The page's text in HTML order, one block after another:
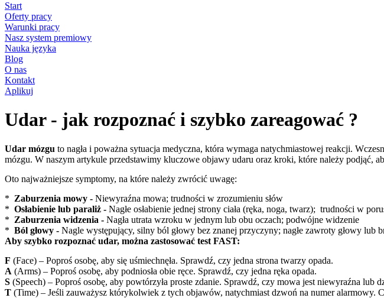
Start
Oferty pracy
Warunki pracy
Nasz system premiowy
Nauka języka
Blog
O nas
Kontakt
Aplikuj
Udar - jak rozpoznać i szybko zareagować ?
Udar mózgu to nagła i poważna sytuacja medyczna, która wymaga natychmiastowej reakcji.
mózgu. W naszym artykule przedstawimy kluczowe objawy udaru oraz kroki, które należy podjąć,
Oto najważniejsze symptomy, na które należy zwrócić uwagę:
* Zaburzenia mowy - Niewyraźna mowa; trudności w zrozumieniu słów
* Osłabienie lub paraliż - Nagłe osłabienie jednej strony ciała (ręka, noga, twarz); trudności w
* Zaburzenia widzenia - Nagła utrata wzroku w jednym lub obu oczach; podwójne widzenie
* Ból głowy - Nagle występujący, silny ból głowy bez znanej przyczyny; nagłe zawroty głowy lub
Aby szybko rozpoznać udar, można zastosować test FAST:
F (Face) – Poproś osobę, aby się uśmiechnęła. Sprawdź, czy jedna strona twarzy opada.
A (Arms) – Poproś osobę, aby podniosła obie ręce. Sprawdź, czy jedna ręka opada.
S (Speech) – Poproś osobę, aby powtórzyła proste zdanie. Sprawdź, czy mowa jest niewyraźna lub
T (Time) – Jeśli zauważysz którykolwiek z tych objawów, natychmiast dzwoń na numer alarmowy.